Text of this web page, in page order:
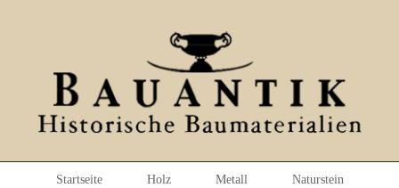
Startseite Holz Metall Naturstein